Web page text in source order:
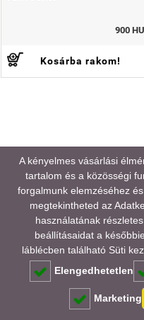
900
Kosárba rakom!
A kényelmes vásárlási
tartalom és a közösségi
forgalmunk elemzéséhez
megtekintheted az
használatának
beállításaidat a
láblécben található Süti
Elengedhetetlen
Marketing